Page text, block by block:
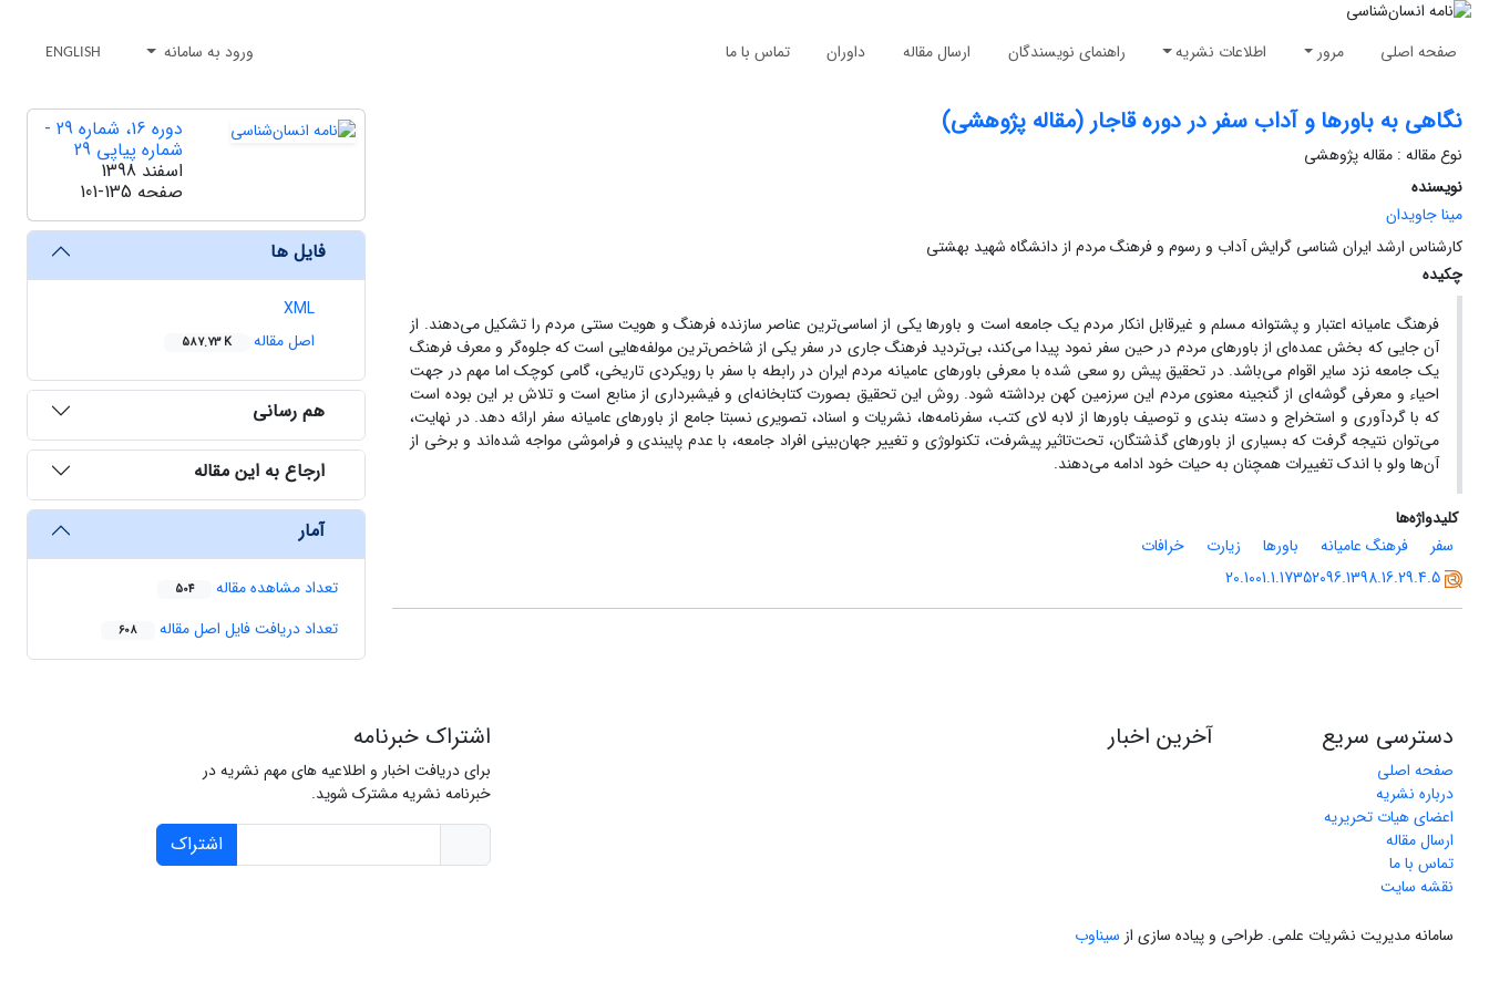
صفحه اصلی مرور اطلاعات نشریه راهنمای نویسندگان ارسال مقاله داوران تماس با ما ورود به سامانه ENGLISH
نگاهی به باور‌ها و آداب سفر در دوره قاجار (مقاله پژوهشی)
نوع مقاله : مقاله پژوهشی
نویسنده
مینا جاویدان
کارشناس ارشد ایران شناسی گرایش آداب و رسوم و فرهنگ مردم از دانشگاه شهید بهشتی
چکیده
فرهنگ عامیانه اعتبار و پشتوانه مسلم و غیرقابل انکار مردم یک جامعه است و باورها یکی از اساسی‌ترین عناصر سازنده فرهنگ و هویت سنتی مردم را تشکیل می‌دهند. از
آن جایی که بخش عمده‌ای از باورهای مردم در حین سفر نمود پیدا می‌کند، بی‌تردید فرهنگ جاری در سفر یکی از شاخص‌ترین مولفه‌هایی است که جلوه‌گر و معرف فرهنگ
یک جامعه نزد سایر اقوام می‌باشد. در تحقیق پیش رو سعی شده با معرفی باورهای عامیانه مردم ایران در رابطه با سفر با رویکردی تاریخی، گامی کوچک اما مهم در جهت
احیاء و معرفی گوشه‌ای از گنجینه معنوی مردم این سرزمین کهن برداشته شود. روش این تحقیق بصورت کتابخانه‌ای و فیش­برداری از منابع است و تلاش بر این بوده است
که با گردآوری و استخراج و دسته‌ بندی و توصیف باورها از لابه لای کتب، سفرنامه‌ها، نشریات و اسناد، تصویری نسبتا جامع از باورهای عامیانه سفر ارائه دهد. در نهایت،
می‌توان نتیجه گرفت که بسیاری از باورهای گذشتگان، تحت‌تاثیر پیشرفت، تکنولوژی و تغییر جهان‌بینی افراد جامعه، با عدم پایبندی و فراموشی مواجه شده‌اند و برخی از
آن‌ها ولو با اندک تغییرات همچنان به حیات خود ادامه می‌دهند.
کلیدواژه‌ها
سفر
فرهنگ عامیانه باورها زیارت
خرافات
20.1001.1.17352096.1398.16.29.4.5
دوره 16، شماره 29 -
شماره پیاپی 29
اسفند 1398
صفحه 101-135
فایل ها
XML
اصل مقاله
587.73 K
هم رسانی
ارجاع به این مقاله
آمار
تعداد مشاهده مقاله 504
تعداد دریافت فایل اصل مقاله 608
دسترسی سریع
صفحه اصلی
درباره نشریه
اعضای هیات تحریریه
ارسال مقاله
تماس با ما
نقشه سایت
آخرین اخبار اشتراک خبرنامه
برای دریافت اخبار و اطلاعیه های مهم نشریه در
خبرنامه نشریه مشترک شوید.
اشتراک
سامانه مدیریت نشریات علمی. طراحی و پیاده سازی از سیناوب